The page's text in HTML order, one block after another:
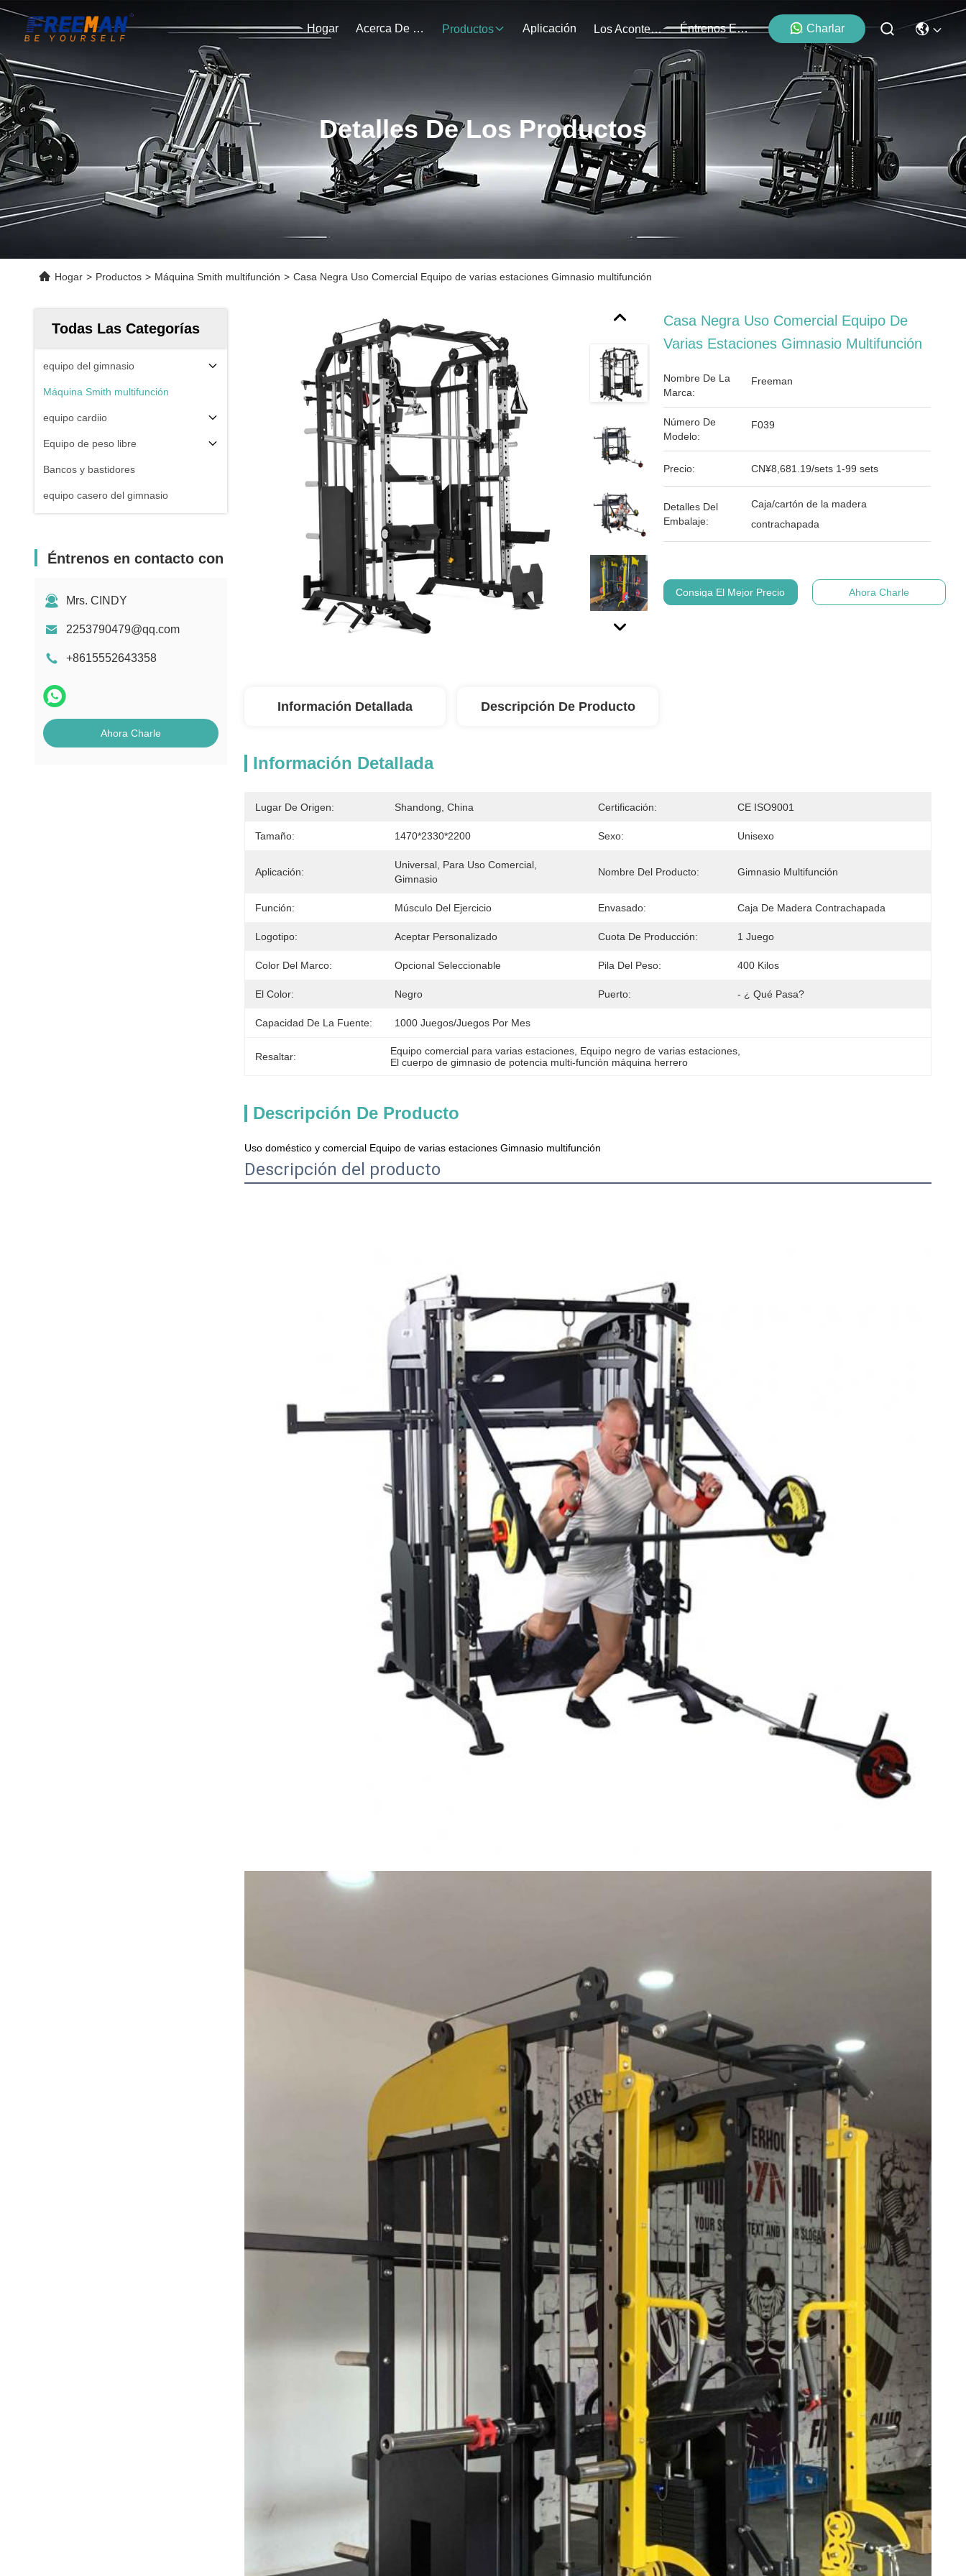
Hogar Acerca De Nosotros Productos Aplicación Los Acontecimientos Éntrenos En Contacto Con Charlar
Detalles De Los Productos
Hogar > Productos > Máquina Smith multifunción > Casa Negra Uso Comercial Equipo de varias estaciones Gimnasio multifunción
Todas Las Categorías
equipo del gimnasio
Máquina Smith multifunción
equipo cardiio
Equipo de peso libre
Bancos y bastidores
equipo casero del gimnasio
Éntrenos en contacto con
Mrs. CINDY
2253790479@qq.com
+8615552643358
Ahora Charle
Casa Negra Uso Comercial Equipo De
Varias Estaciones Gimnasio Multifunción
Nombre De La
Marca:
Freeman
Número De
Modelo:
F039
Precio: CN¥8,681.19/sets 1-99 sets
Detalles Del
Embalaje:
Caja/cartón de la madera
contrachapada
Consiga El Mejor Precio Ahora Charle
Información Detallada Descripción De Producto
Información Detallada
Lugar De Origen: Shandong, China Certificación: CE ISO9001
Tamaño: 1470*2330*2200 Sexo: Unisexo
Aplicación:
Universal, Para Uso Comercial,
Gimnasio
Nombre Del Producto: Gimnasio Multifunción
Función: Músculo Del Ejercicio Envasado: Caja De Madera Contrachapada
Logotipo: Aceptar Personalizado Cuota De Producción: 1 Juego
Color Del Marco: Opcional Seleccionable Pila Del Peso: 400 Kilos
El Color: Negro Puerto: - ¿ Qué Pasa?
Capacidad De La Fuente: 1000 Juegos/juegos Por Mes
Resaltar: Equipo comercial para varias estaciones Equipo negro de varias estaciones
El cuerpo de gimnasio de potencia multi-función máquina herrero
Descripción De Producto
Uso doméstico y comercial Equipo de varias estaciones Gimnasio multifunción
Descripción del producto